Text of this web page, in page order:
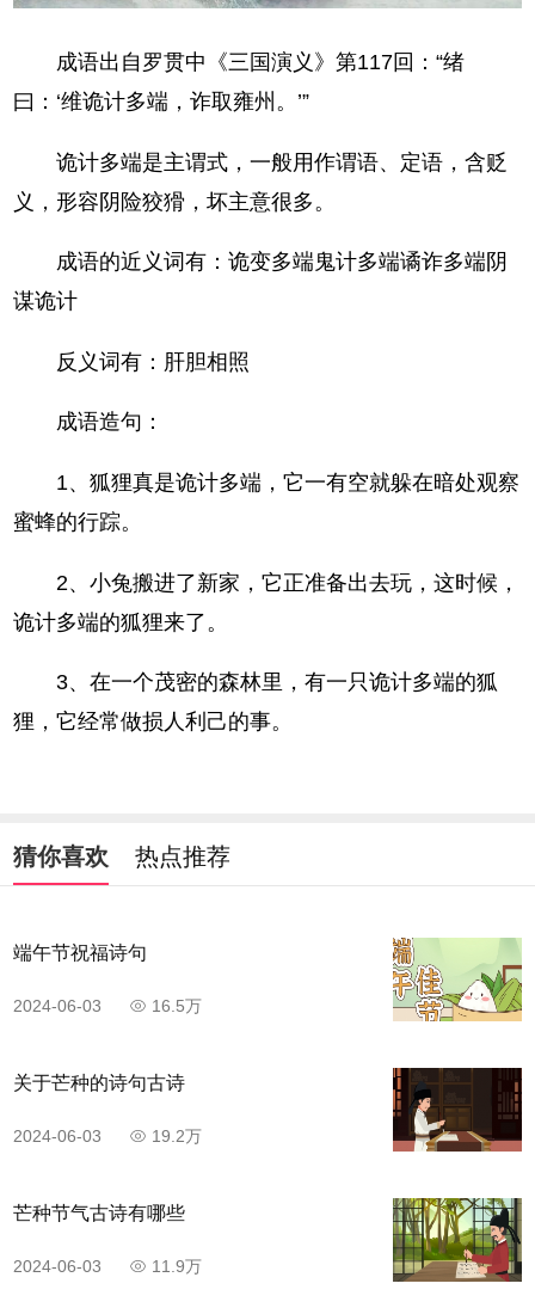
成语出自罗贯中《三国演义》第117回：“绪
曰：‘维诡计多端，诈取雍州。’”
诡计多端是主谓式，一般用作谓语、定语，含贬
义，形容阴险狡猾，坏主意很多。
成语的近义词有：诡变多端鬼计多端谲诈多端阴
谋诡计
反义词有：肝胆相照
成语造句：
1、狐狸真是诡计多端，它一有空就躲在暗处观察
蜜蜂的行踪。
2、小兔搬进了新家，它正准备出去玩，这时候，
诡计多端的狐狸来了。
3、在一个茂密的森林里，有一只诡计多端的狐
狸，它经常做损人利己的事。
猜你喜欢 热点推荐
端午节祝福诗句
2024-06-03 16.5万
关于芒种的诗句古诗
2024-06-03 19.2万
芒种节气古诗有哪些
2024-06-03 11.9万